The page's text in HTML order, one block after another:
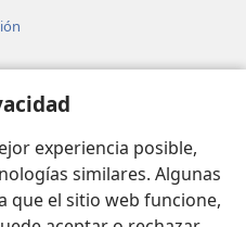
experiencia posible,
similares. Algunas
que el sitio web funcione,